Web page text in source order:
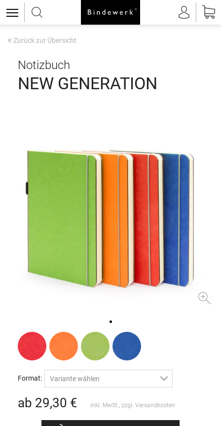
« Zurück zur Übersicht
Notizbuch
NEW GENERATION
Format: Variante wählen
ab 29,30 € inkl. MwSt., zzgl. Versandkosten